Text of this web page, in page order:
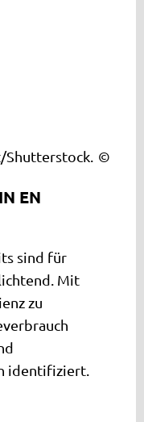
EN
sind für
Mit
zu
identifiziert.